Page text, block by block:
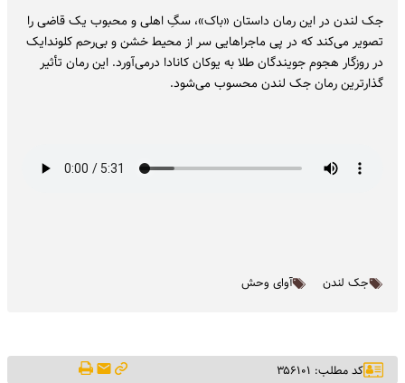
جک لندن در این رمان داستان «باک»، سگِ اهلی و محبوب یک قاضی را
تصویر می‌کند که در پی ماجراهایی سر از محیط خشن و بی‌رحم کلوندایک
در روزگار هجوم جویندگان طلا به یوکان کانادا درمی‌آورد. این رمان تأثیر
گذارترین رمان جک لندن محسوب می‌شود.
جک لندن آوای وحش
کد مطلب: ۳۵۶۱۰۱